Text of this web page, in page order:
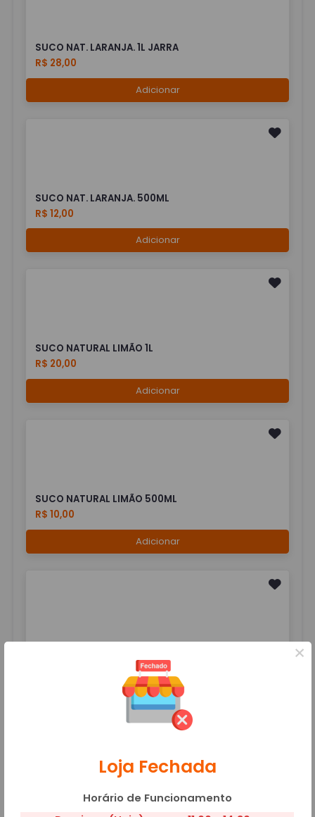
SUCO NAT. LARANJA. 1L JARRA
R$ 28,00
Adicionar
SUCO NAT. LARANJA. 500ML
R$ 12,00
Adicionar
SUCO NATURAL LIMÃO 1L
R$ 20,00
Adicionar
SUCO NATURAL LIMÃO 500ML
R$ 10,00
Adicionar
Adicionar
SUCO POLPA ABACAXI 500ML
×
Loja Fechada
Horário de Funcionamento